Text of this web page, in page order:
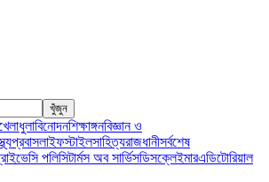
খুঁজুন
বিনোদনশিক্ষাঙ্গনবিজ্ঞান ও
প্রবাসলাইফস্টাইলসাহিত্যরাজধানীসর্বশেষ
পলিসিটার্মস অব সার্ভিসডিসক্লেইমারএডিটোরিয়াল